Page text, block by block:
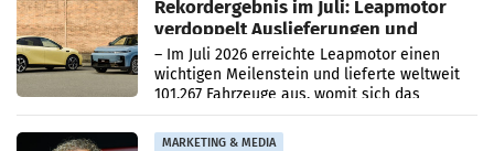
Rekordergebnis im Juli: Leapmotor
verdoppelt Auslieferungen und
überschreitet die 100.000er-Marke
– Im Juli 2026 erreichte Leapmotor einen
wichtigen Meilenstein und lieferte weltweit
101.267 Fahrzeuge aus, womit sich das
Ergebnis gegenüber Juli 2025 mehr als
verdoppelte (+102
MARKETING & MEDIA